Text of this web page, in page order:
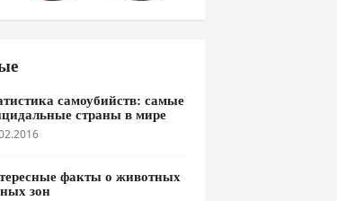
самоубийств: самые
страны в мире
факты о животных
зон